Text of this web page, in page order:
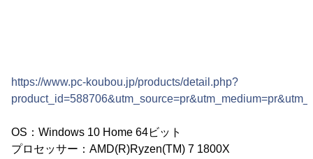
https://www.pc-koubou.jp/products/detail.php?
OS：Windows 10 Home 64ビット
プロセッサー：AMD(R)Ryzen(TM) 7 1800X